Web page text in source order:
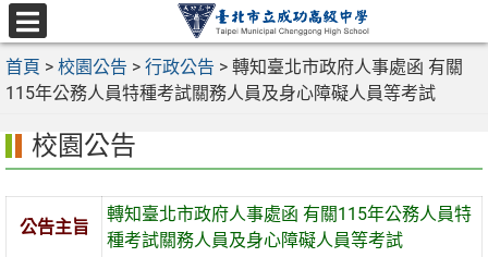
跳
至
主
要
區
選
單
首頁 > 校園公告 > 行政公告 > 轉知臺北市政府人事處函 有關
115年公務人員特種考試關務人員及身心障礙人員等考試
校園公告
公告主旨
轉知臺北市政府人事處函 有關115年公務人員特
種考試關務人員及身心障礙人員等考試